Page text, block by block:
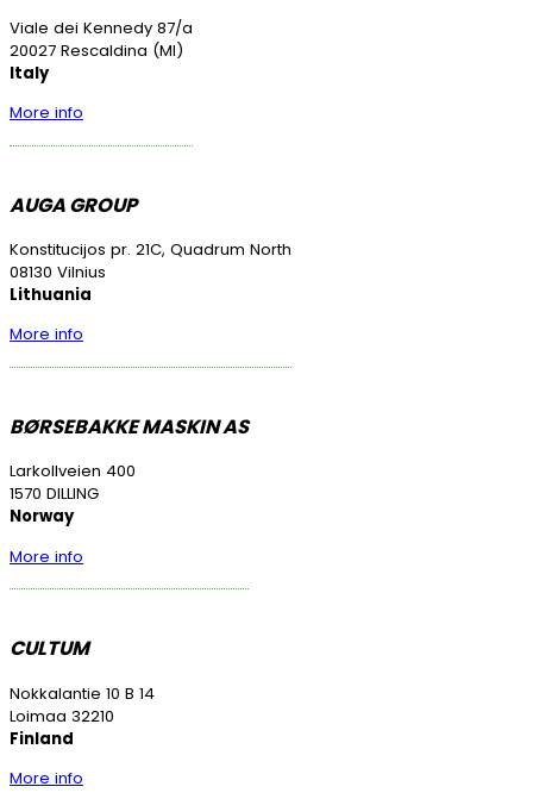
Viale dei Kennedy 87/a
20027 Rescaldina (MI)
Italy
More info
AUGA GROUP
Konstitucijos pr. 21C, Quadrum North
08130 Vilnius
Lithuania
More info
BØRSEBAKKE MASKIN AS
Larkollveien 400
1570 DILLING
Norway
More info
CULTUM
Nokkalantie 10 B 14
Loimaa 32210
Finland
More info